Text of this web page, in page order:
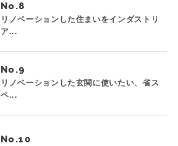
No.
リノベーションした住まいをインダストリ
ア...
No.
リノベーションした玄関に使いたい、省ス
ペ...
No.